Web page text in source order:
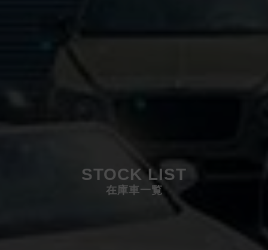
STOCK LIST
在庫車一覧